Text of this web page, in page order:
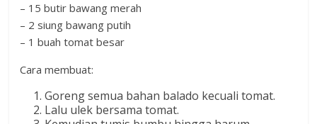
– 15 butir bawang merah
– 2 siung bawang putih
– 1 buah tomat besar
Cara membuat:
Goreng semua bahan balado kecuali tomat.
Lalu ulek bersama tomat.